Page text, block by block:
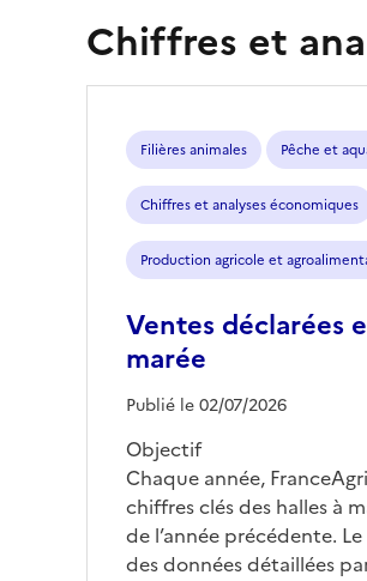
Chiffres et
Filières animales Pêche et
Chiffres et analyses économiques
Production agricole et
Ventes déclarées
marée
Publié le 02/07/2026
Objectif
Chaque année,
chiffres clés des halles à
de l’année précédente.
des données détaillées